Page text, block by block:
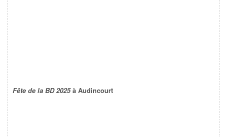
Fête de la BD 2025à Audincourt